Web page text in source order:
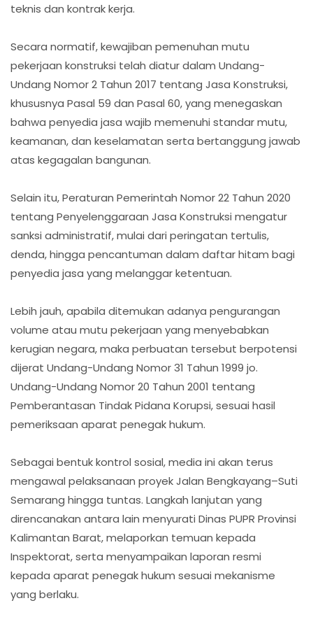
teknis dan kontrak kerja.
Secara normatif, kewajiban pemenuhan mutu
pekerjaan konstruksi telah diatur dalam Undang-
Undang Nomor 2 Tahun 2017 tentang Jasa Konstruksi,
khususnya Pasal 59 dan Pasal 60, yang menegaskan
bahwa penyedia jasa wajib memenuhi standar mutu,
keamanan, dan keselamatan serta bertanggung jawab
atas kegagalan bangunan.
Selain itu, Peraturan Pemerintah Nomor 22 Tahun 2020
tentang Penyelenggaraan Jasa Konstruksi mengatur
sanksi administratif, mulai dari peringatan tertulis,
denda, hingga pencantuman dalam daftar hitam bagi
penyedia jasa yang melanggar ketentuan.
Lebih jauh, apabila ditemukan adanya pengurangan
volume atau mutu pekerjaan yang menyebabkan
kerugian negara, maka perbuatan tersebut berpotensi
dijerat Undang-Undang Nomor 31 Tahun 1999 jo.
Undang-Undang Nomor 20 Tahun 2001 tentang
Pemberantasan Tindak Pidana Korupsi, sesuai hasil
pemeriksaan aparat penegak hukum.
Sebagai bentuk kontrol sosial, media ini akan terus
mengawal pelaksanaan proyek Jalan Bengkayang–Suti
Semarang hingga tuntas. Langkah lanjutan yang
direncanakan antara lain menyurati Dinas PUPR Provinsi
Kalimantan Barat, melaporkan temuan kepada
Inspektorat, serta menyampaikan laporan resmi
kepada aparat penegak hukum sesuai mekanisme
yang berlaku.